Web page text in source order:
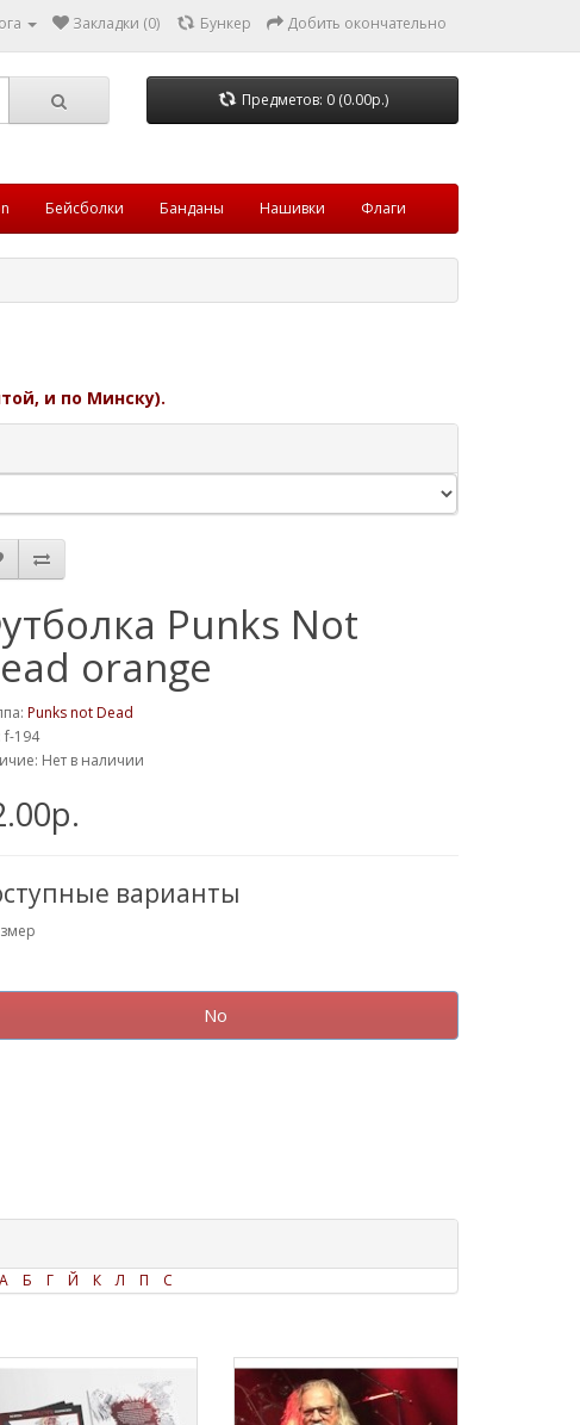
Закладки (0) Бункер Добить окончательно
Предметов: 0 (0.00р.)
Бейсболки Банданы Нашивки Флаги
и по Минску).
Punks Not
orange
Punks not Dead
f-194
Нет в наличии
варианты
No
А Б Г Й К Л П С